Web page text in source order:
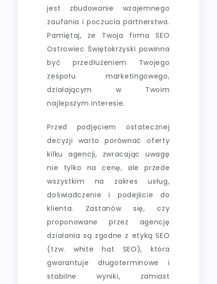
jest zbudowanie wzajemnego
zaufania i poczucia partnerstwa.
Pamiętaj, że Twoja firma SEO
Ostrowiec Świętokrzyski powinna
być przedłużeniem Twojego
zespołu marketingowego,
działającym w Twoim
najlepszym interesie.
Przed podjęciem ostatecznej
decyzji warto porównać oferty
kilku agencji, zwracając uwagę
nie tylko na cenę, ale przede
wszystkim na zakres usług,
doświadczenie i podejście do
klienta. Zastanów się, czy
proponowane przez agencję
działania są zgodne z etyką SEO
(tzw. white hat SEO), która
gwarantuje długoterminowe i
stabilne wyniki, zamiast